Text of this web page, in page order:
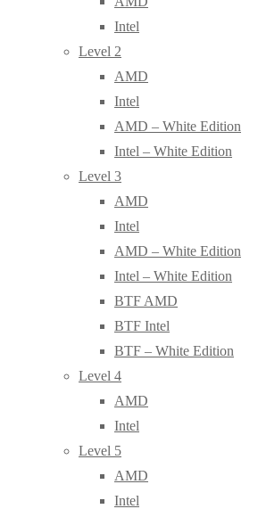
Intel
Level 2
AMD
Intel
AMD – White Edition
Intel – White Edition
Level 3
AMD
Intel
AMD – White Edition
Intel – White Edition
BTF AMD
BTF Intel
BTF – White Edition
Level 4
AMD
Intel
Level 5
AMD
Intel